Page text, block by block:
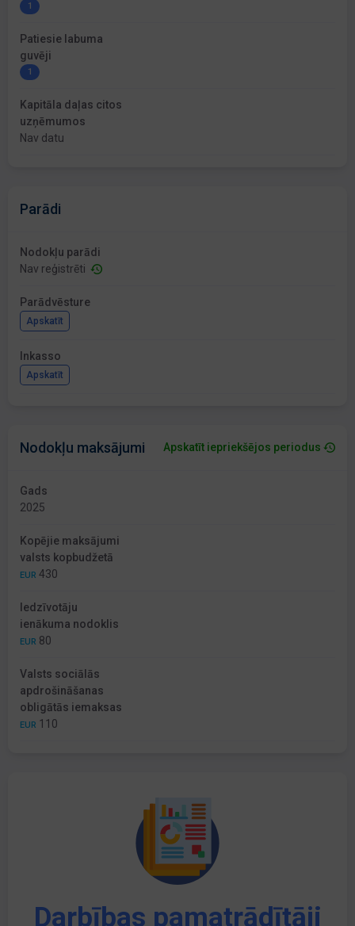
1
Patiesie labuma
guvēji
1
Kapitāla daļas citos
uzņēmumos
Nav datu
Parādi
Nodokļu parādi
Nav reģistrēti
Parādvēsture
Apskatīt
Inkasso
Apskatīt
Nodokļu maksājumi Apskatīt iepriekšējos periodus
Gads
2025
Kopējie maksājumi
valsts kopbudžetā
EUR 430
Iedzīvotāju
ienākuma nodoklis
EUR 80
Valsts sociālās
apdrošināšanas
obligātās iemaksas
EUR 110
Darbības pamatrādītāji